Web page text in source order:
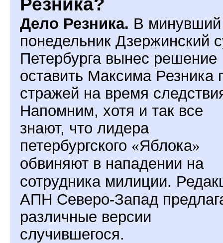
Резника?
Дело Резника. В минувший
понедельник Дзержинский
Петербурга вынес решение
оставить Максима Резника
стражей на время
Напомним, хотя и так все
знают, что лидера
петербургского «Яблока»
обвиняют в нападении на
сотрудника милиции.
АПН Северо-Запад
различные версии
случившегося.